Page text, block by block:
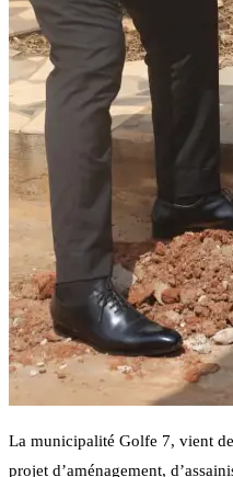
La municipalité Golfe 7, vient
projet d’aménagement,